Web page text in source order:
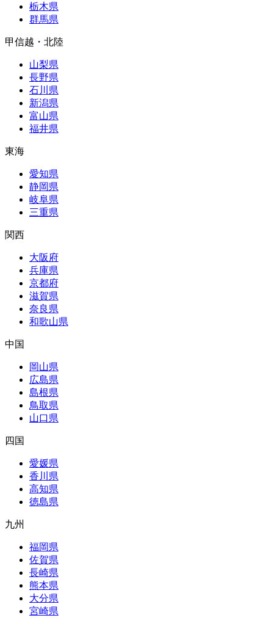
栃木県
群馬県
甲信越・北陸
山梨県
長野県
石川県
新潟県
富山県
福井県
東海
愛知県
静岡県
岐阜県
三重県
関西
大阪府
兵庫県
京都府
滋賀県
奈良県
和歌山県
中国
岡山県
広島県
島根県
鳥取県
山口県
四国
愛媛県
香川県
高知県
徳島県
九州
福岡県
佐賀県
長崎県
熊本県
大分県
宮崎県